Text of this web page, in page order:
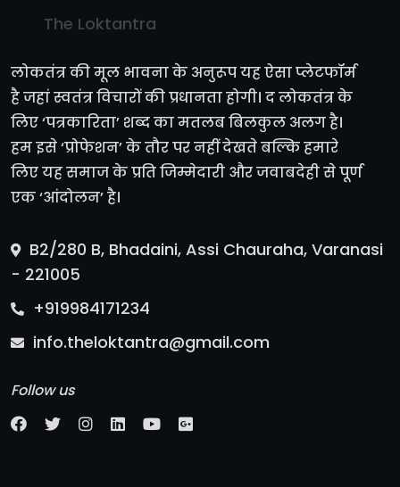
The Loktantra
लोकतंत्र की मूल भावना के अनुरूप यह ऐसा प्लेटफॉर्म
है जहां स्वतंत्र विचारों की प्रधानता होगी। द लोकतंत्र के
लिए ‘पत्रकारिता’ शब्द का मतलब बिलकुल अलग है।
हम इसे ‘प्रोफेशन’ के तौर पर नहीं देखते बल्कि हमारे
लिए यह समाज के प्रति जिम्मेदारी और जवाबदेही से पूर्ण
एक ‘आंदोलन’ है।
B2/280 B, Bhadaini, Assi Chauraha, Varanasi
- 221005
+919984171234
info.theloktantra@gmail.com
Follow us